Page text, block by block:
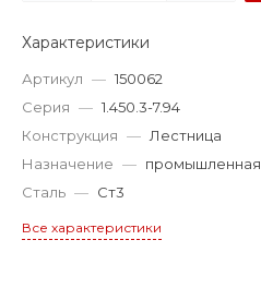
Характеристики
Артикул — 150062
Серия — 1.450.3-7.94
Конструкция — Лестница
Назначение — промышленная
Сталь — Ст3
Все характеристики